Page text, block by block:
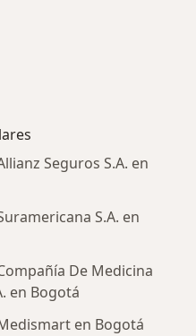
Seguros S.A. en
S.A. en
De Medicina
en Bogotá
en Bogotá